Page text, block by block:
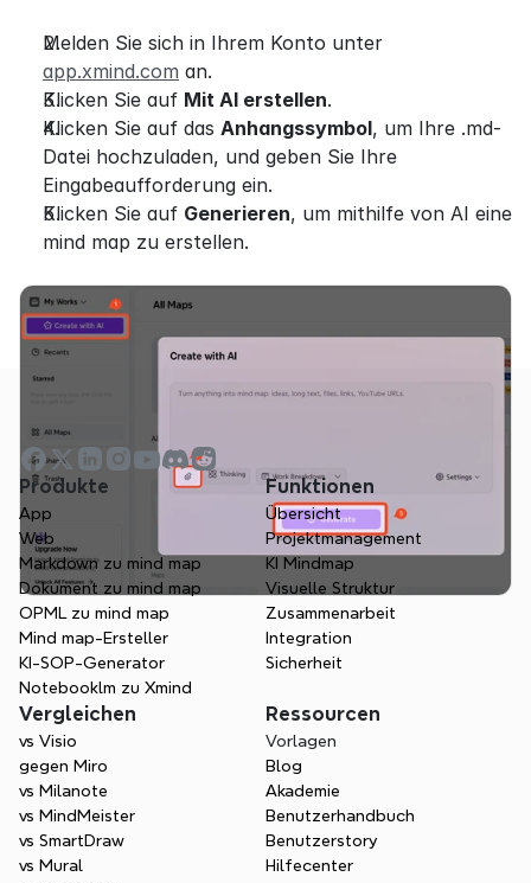
app.xmind.com an.
Klicken Sie auf Mit AI erstellen.
Klicken Sie auf das Anhangssymbol, um Ihre .md-
Datei hochzuladen, und geben Sie Ihre
Eingabeaufforderung ein.
Klicken Sie auf Generieren, um mithilfe von AI eine
mind map zu erstellen.
Produkte
App
Web
Markdown zu mind map
Dokument zu mind map
OPML zu mind map
Mind map-Ersteller
KI-SOP-Generator
Notebooklm zu Xmind
Funktionen
Übersicht
Projektmanagement
KI Mindmap
Visuelle Struktur
Zusammenarbeit
Integration
Sicherheit
Vergleichen
vs Visio
gegen Miro
vs Milanote
vs MindMeister
vs SmartDraw
vs Mural
Ressourcen
Vorlagen
Blog
Akademie
Benutzerhandbuch
Benutzerstory
Hilfecenter